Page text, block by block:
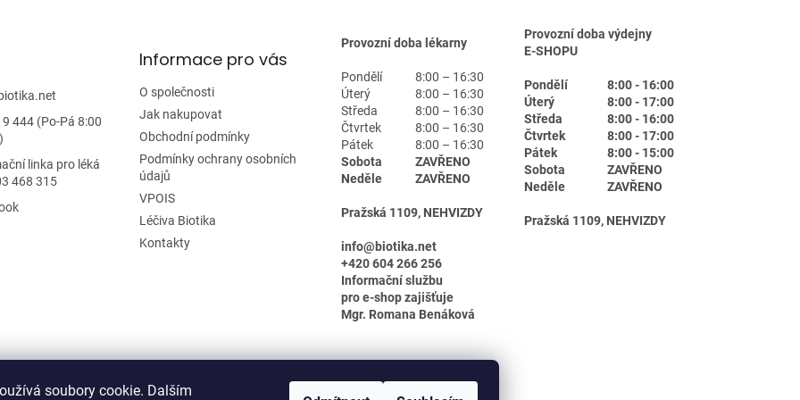
soubory cookie. Dalším
biotika.net
444 (Po-Pá 8:00
linka pro léká
468 315
Informace pro vás
O společnosti
Jak nakupovat
Obchodní podmínky
Podmínky ochrany osobních
údajů
VPOIS
Léčiva Biotika
Kontakty
Provozní doba lékarny
Pondělí
8:00 – 16:30
Úterý
8:00 – 16:30
Středa
8:00 – 16:30
Čtvrtek
8:00 – 16:30
Pátek
8:00 – 16:30
Sobota
ZAVŘENO
Neděle
ZAVŘENO
Pražská 1109, NEHVIZDY
info@biotika.net
+420 604 266 256
Informační službu
pro e-shop zajišťuje
Mgr. Romana Benáková
Provozní doba výdejny
E-SHOPU
Pondělí
8:00 - 16:00
Úterý
8:00 - 17:00
Středa
8:00 - 16:00
Čtvrtek
8:00 - 17:00
Pátek
8:00 - 15:00
Sobota
ZAVŘENO
Neděle
ZAVŘENO
Pražská 1109, NEHVIZDY